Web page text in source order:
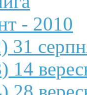
- 2010
31